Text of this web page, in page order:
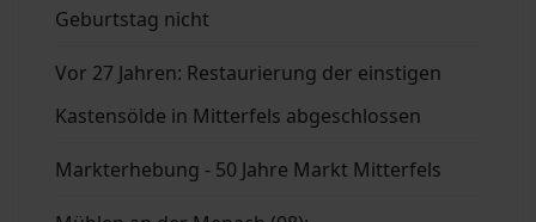
Geburtstag nicht
Vor 27 Jahren: Restaurierung der einstigen
Kastensölde in Mitterfels abgeschlossen
Markterhebung - 50 Jahre Markt Mitterfels